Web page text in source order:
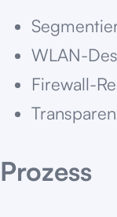
WLAN-
Firewall-
Prozess